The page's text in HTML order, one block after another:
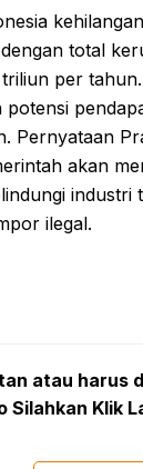
total
per
potensi
Pernyataan
akan
industri
ilegal.
atau harus
Silahkan Klik